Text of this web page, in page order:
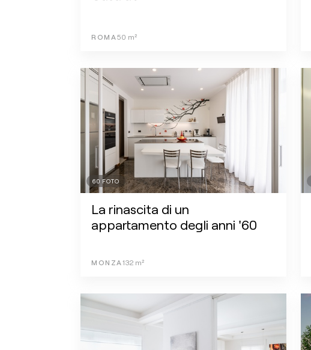
ROMA 50 m²
60 FOTO
La rinascita di un
appartamento degli anni '60
MONZA 132m²